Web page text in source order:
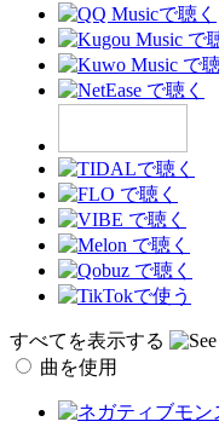
すべてを表示する
曲を使用